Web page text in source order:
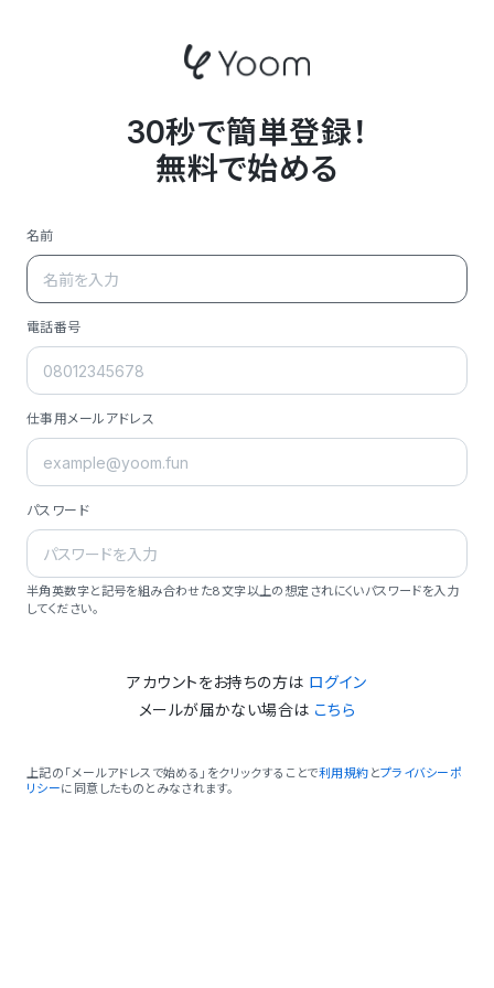
30秒で簡単登録！
無料で始める
名前
電話番号
仕事用メールアドレス
パスワード
半角英数字と記号を組み合わせた8文字以上の想定されにくいパスワードを入力
してください。
アカウントをお持ちの方は ログイン
メールが届かない場合は こちら
上記の「メールアドレスで始める」をクリックすることで利用規約 とプライバシーポ
リシーに同意したものとみなされます。